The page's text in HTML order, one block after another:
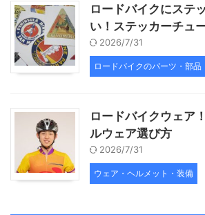
ロードバイクにステ
い！ステッカーチュ
2026/7/31
ロードバイクのパーツ・部品
ロードバイクウェア
ルウェア選び方
2026/7/31
ウェア・ヘルメット・装備